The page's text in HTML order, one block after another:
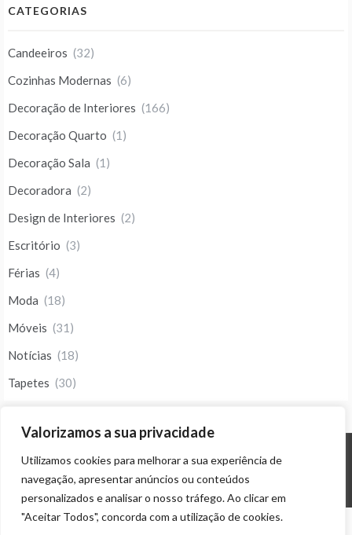
Valorizamos a sua privacidade
Utilizamos cookies para melhorar a sua experiência de
navegação, apresentar anúncios ou conteúdos
personalizados e analisar o nosso tráfego. Ao clicar em
"Aceitar Todos", concorda com a utilização de cookies.
CATEGORIAS
Candeeiros (32)
Cozinhas Modernas (6)
Decoração de Interiores (166)
Decoração Quarto (1)
Decoração Sala (1)
Decoradora (2)
Design de Interiores (2)
Escritório (3)
Férias (4)
Moda (18)
Móveis (31)
Notícias (18)
Tapetes (30)